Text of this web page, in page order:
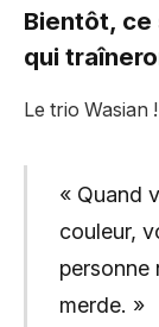
Bientôt, ce
qui
Le trio Wasian !
« Quand
couleur,
personne
merde. »